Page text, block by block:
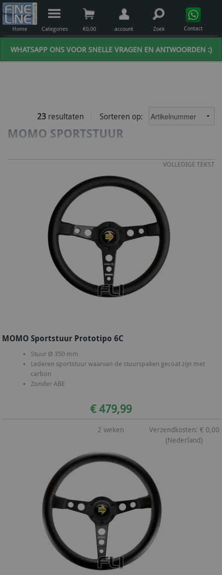
WHATSAPP ONS VOOR SNELLE VRAGEN EN ANTWOORDEN :)
Home Categories €0,00 account Zoek Contact
23 resultaten Sorteren op:
MOMO SPORTSTUUR
VOLLEDIGE TEKST
MOMO Sportstuur Prototipo 6C
Stuur Ø 350 mm
Lederen sportstuur waarvan de stuurspaken gecoat zijn met
carbon
Zonder ABE
€ 479,99
2 weken
Verzendkosten: € 0,00
(Nederland)